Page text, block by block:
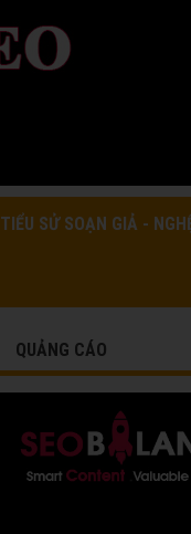
TIỂU SỬ SOẠN GIẢ -
QUẢNG CÁO